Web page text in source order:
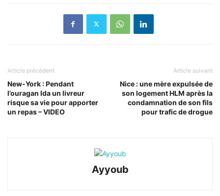
Article précédent
New-York : Pendant
l’ouragan Ida un livreur
risque sa vie pour apporter
un repas – VIDEO
Article suivant
Nice : une mère expulsée de
son logement HLM après la
condamnation de son fils
pour trafic de drogue
Ayyoub